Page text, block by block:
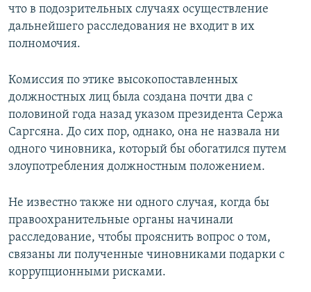
что в подозрительных случаях осуществление
дальнейшего расследования не входит в их
полномочия.
Комиссия по этике высокопоставленных
должностных лиц была создана почти два с
половиной года назад указом президента Сержа
Саргсяна. До сих пор, однако, она не назвала ни
одного чиновника, который бы обогатился путем
злоупотребления должностным положением.
Не известно также ни одного случая, когда бы
правоохранительные органы начинали
расследование, чтобы прояснить вопрос о том,
связаны ли полученные чиновниками подарки с
коррупционными рисками.